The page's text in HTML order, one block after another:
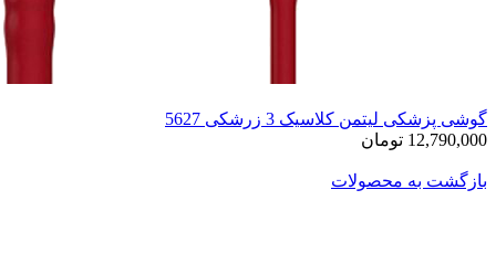
گوشی پزشکی لیتمن کلاسیک 3 زرشکی 5627
12,790,000 تومان
بازگشت به محصولات